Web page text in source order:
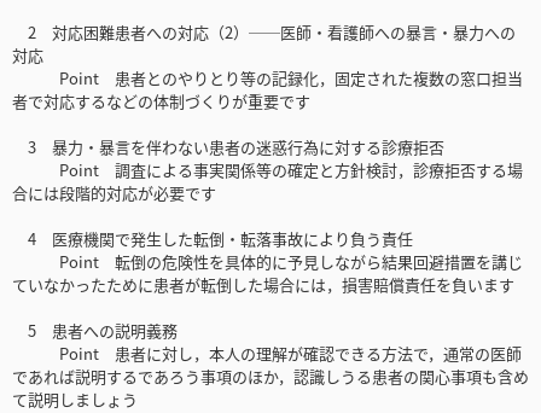
2 対応困難患者への対応（2）──医師・看護師への暴言・暴力への
対応
Point 患者とのやりとり等の記録化，固定された複数の窓口担当
者で対応するなどの体制づくりが重要です
3 暴力・暴言を伴わない患者の迷惑行為に対する診療拒否
Point 調査による事実関係等の確定と方針検討，診療拒否する場
合には段階的対応が必要です
4 医療機関で発生した転倒・転落事故により負う責任
Point 転倒の危険性を具体的に予見しながら結果回避措置を講じ
ていなかったために患者が転倒した場合には，損害賠償責任を負います
5 患者への説明義務
Point 患者に対し，本人の理解が確認できる方法で，通常の医師
であれば説明するであろう事項のほか，認識しうる患者の関心事項も含め
て説明しましょう